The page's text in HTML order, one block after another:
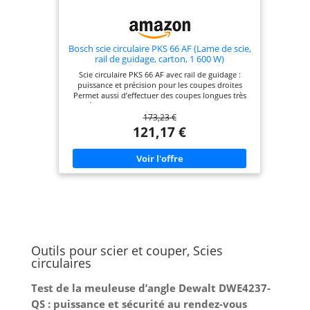
Bosch scie circulaire PKS 66 AF (Lame de scie,
rail de guidage, carton, 1 600 W)
Scie circulaire PKS 66 AF avec rail de guidage :
puissance et précision pour les coupes droites
Permet aussi d’effectuer des coupes longues très
précises avec le rail de guidage fourni Travail
propre car 80 % des copeaux sont récupérés par le
boîtier CleanSystem fourni Accepte les lames de
scie circulaire avec un diamètre nominal de 190
mm Livré avec : PKS 66 AF, boîtier CleanSystem,
guide de coupe CutControl, trois éléments de rail
de guidage (de 35 cm chacun), lame Speedline
Wood (diamètre 190 mm), butée parallèle, carton
173,23 €
121,17 €
Outils pour scier et couper, Scies
circulaires
Test de la meuleuse d’angle Dewalt DWE4237-
QS : puissance et sécurité au rendez-vous